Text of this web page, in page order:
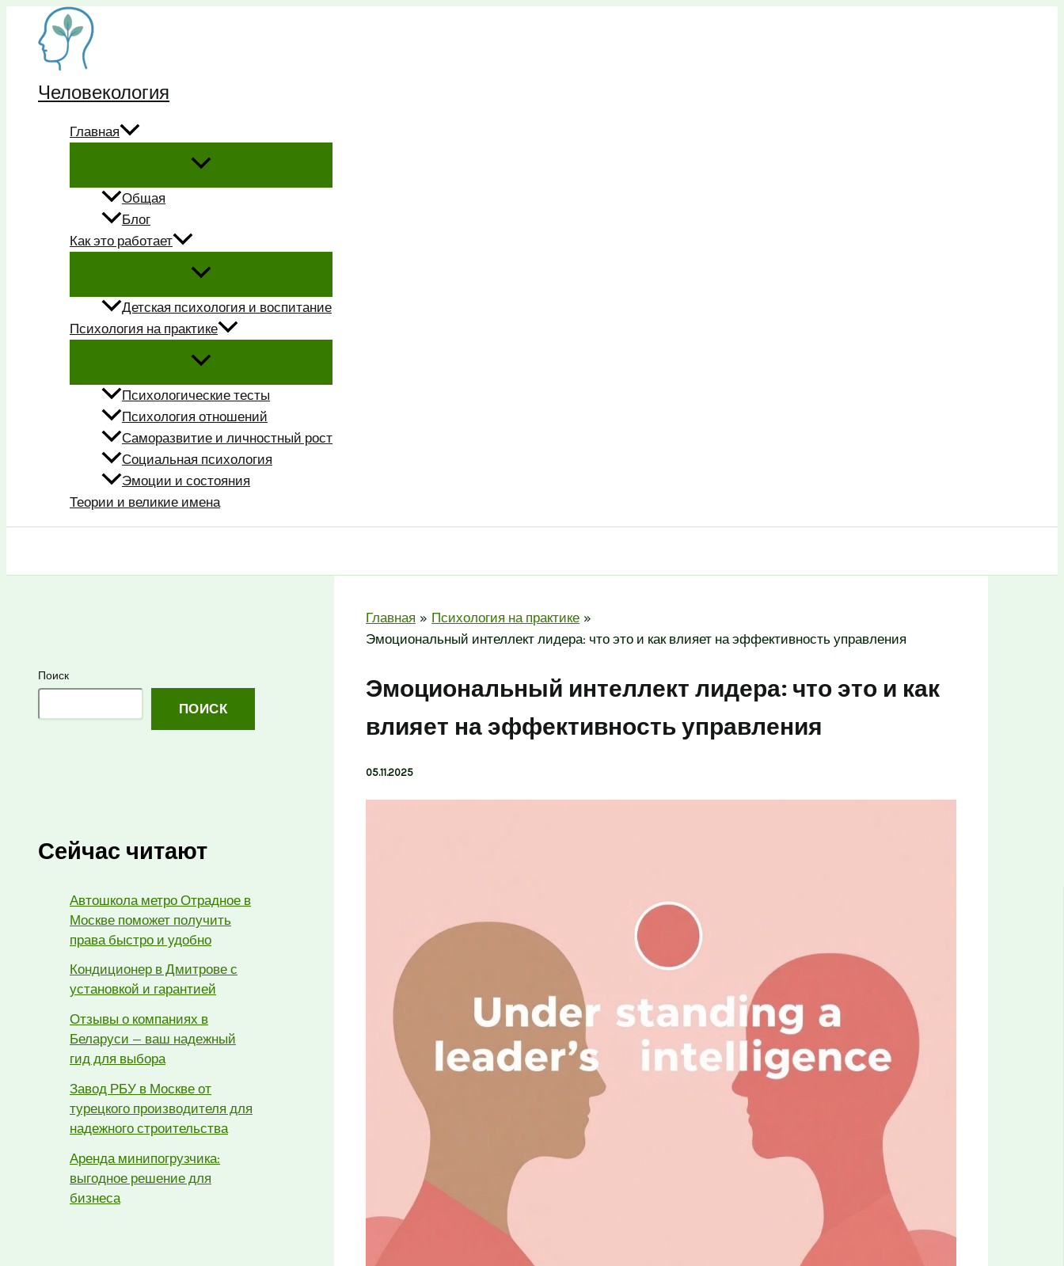
Перейти
содержимому
Человекология
Главная
Общая
Блог
Как это работает
Детская психология и воспитание
Психология на практике
Психологические тесты
Психология отношений
Саморазвитие и личностный рост
Социальная психология
Эмоции и состояния
Теории и великие имена
Поиск
ПОИСК
Сейчас читают
Автошкола метро Отрадное в
Москве поможет получить
права быстро и удобно
Кондиционер в Дмитрове с
установкой и гарантией
Отзывы о компаниях в
Беларуси — ваш надежный
гид для выбора
Завод РБУ в Москве от
турецкого производителя для
надежного строительства
Аренда минипогрузчика:
выгодное решение для
бизнеса
Главная
Психология на практике
Эмоциональный интеллект лидера: что это и как влияет на эффективность управления
Эмоциональный интеллект лидера: что это и как
влияет на эффективность управления
05.11.2025